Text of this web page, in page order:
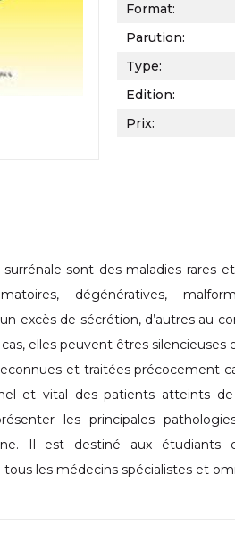
Format:
Parution:
Type:
Edition:
Prix:
surrénale sont des maladies rares
dégénératives,
excès de sécrétion, d’autres au
elles peuvent êtres
et traitées précocement
et vital des patients atteints
les principales
Il est destiné aux étudiants
les médecins spécialistes et